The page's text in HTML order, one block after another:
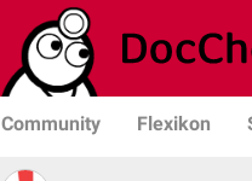
Community Flexikon